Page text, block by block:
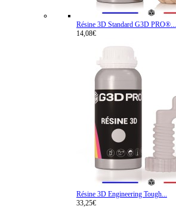
Résine 3D Standard G3D PRO®...
14,08€
Résine 3D Engineering Tough...
33,25€